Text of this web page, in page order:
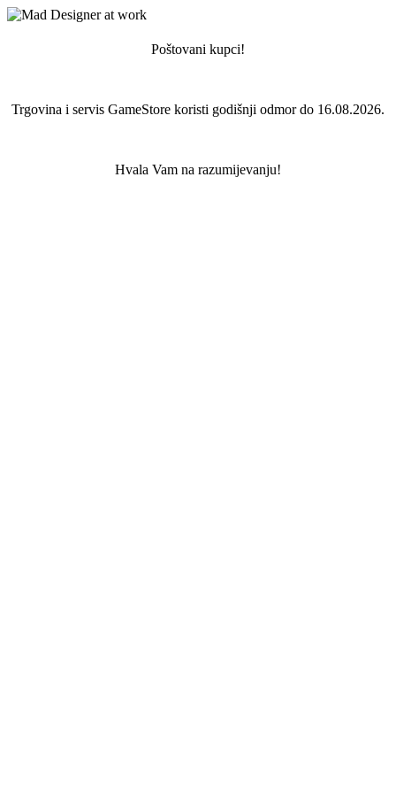
Poštovani kupci!
Trgovina i servis GameStore koristi godišnji odmor do 16.08.2026.
Hvala Vam na razumijevanju!